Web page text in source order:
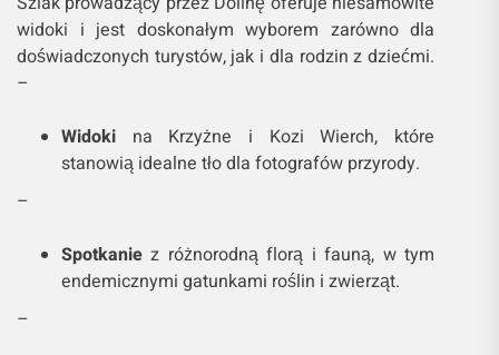
widoki i jest doskonałym wyborem zarówno dla
doświadczonych turystów, jak i dla rodzin z dziećmi.
–
Widoki na Krzyżne i Kozi Wierch, które
stanowią idealne tło dla fotografów przyrody.
–
Spotkanie z różnorodną florą i fauną, w tym
endemicznymi gatunkami roślin i zwierząt.
–